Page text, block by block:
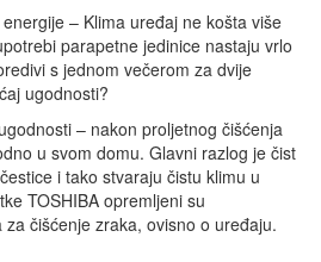
– Klima uređaj ne košta više
parapetne jedinice nastaju vrlo
s jednom večerom za dvije
ugodnosti?
– nakon proljetnog čišćenja
u svom domu. Glavni razlog je čist
i tako stvaraju čistu klimu u
TOSHIBA opremljeni su
čišćenje zraka, ovisno o uređaju.